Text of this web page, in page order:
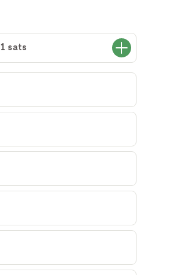
1 sats